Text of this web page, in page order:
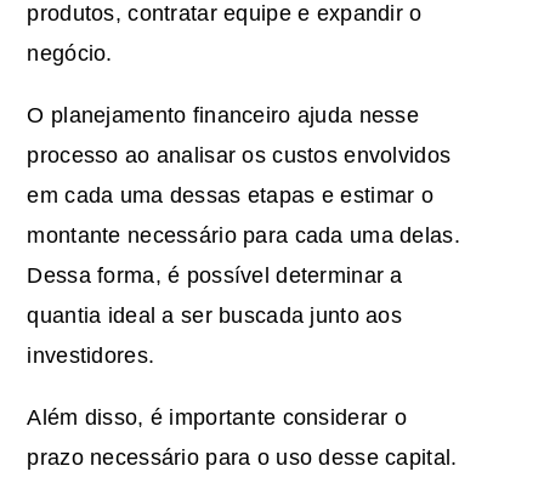
produtos, contratar equipe e expandir o
negócio.
O planejamento financeiro ajuda nesse
processo ao analisar os custos envolvidos
em cada uma dessas etapas e estimar o
montante necessário para cada uma delas.
Dessa forma, é possível determinar a
quantia ideal a ser buscada junto aos
investidores.
Além disso, é importante considerar o
prazo necessário para o uso desse capital.